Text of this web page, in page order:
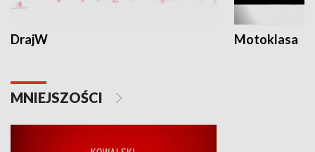
DrajW Motoklasa
MNIEJSZOŚCI